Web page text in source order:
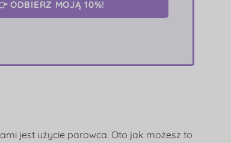
ODBIERZ MOJĄ 10%!
jest użycie parowca. Oto jak możesz to